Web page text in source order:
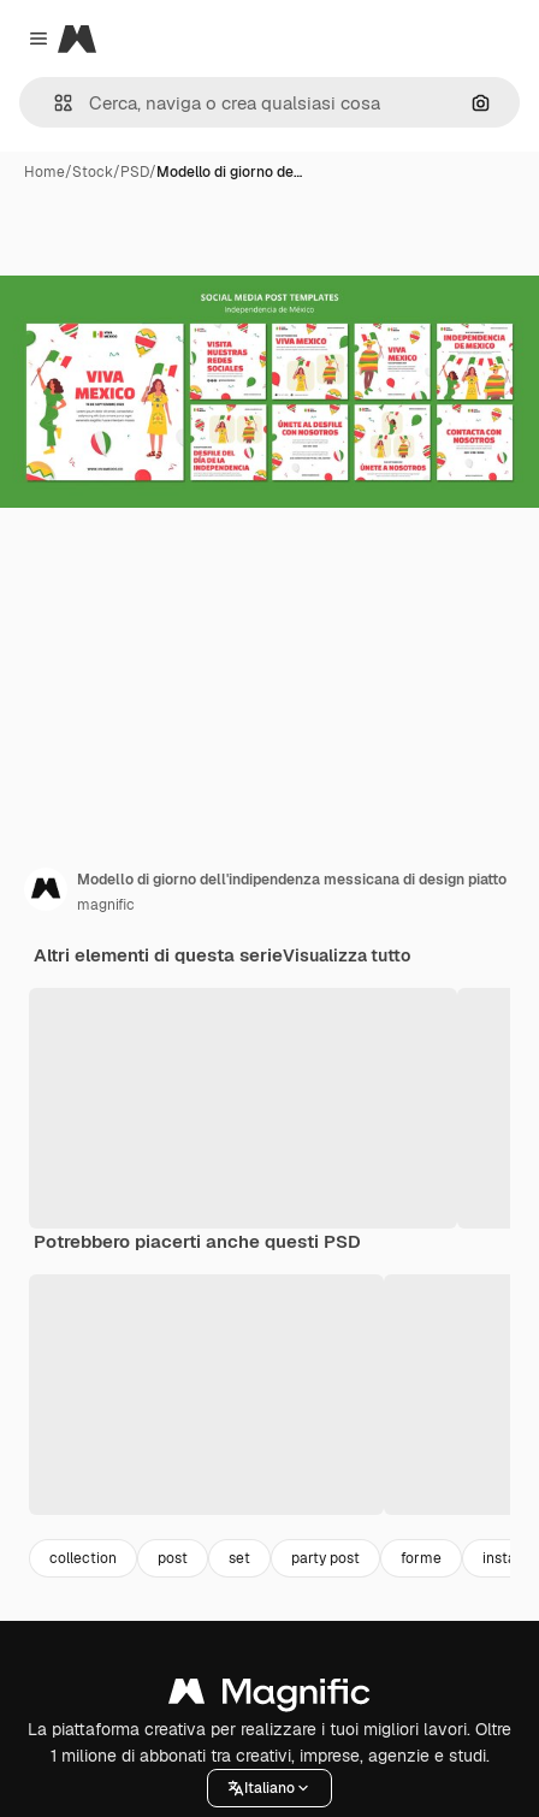
Close menu
Magnific
Cerca
Home/Stock/PSD/Modello di giorno de…
Modello di giorno dell'indipendenza messicana di design piatto
magnific
Altri elementi di questa serieVisualizza tutto
Potrebbero piacerti anche questi PSD
collection post set party post forme
La piattaforma creativa per realizzare i tuoi migliori lavori. Oltre
1 milione di abbonati tra creativi, imprese, agenzie e studi.
Italiano